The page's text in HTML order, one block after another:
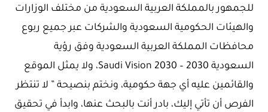
للجمهور بالمملكة العربية السعودية من مختلف الوزارات
والهيئات الحكومية السعودية والشركات عبر جميع ربوع
محافظات المملكة العربية السعودية وفق رؤية
السعودية 2030 – Saudi Vision 2030، ولا يمثل الموقع
والقائمين عليه أي جهة حكومية، ونختم بنصيحة ” لا تنتظر
الفرص أن تأتي إليك، بادر أنت بالبحث عنها، وابدأ في تحقيق